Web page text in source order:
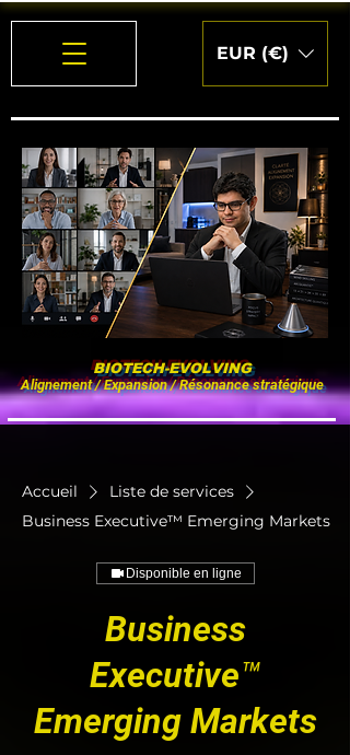
EUR (€)
BIOTECH-EVOLVING
Alignement / Expansion / Résonance stratégique
Accueil
Liste de services
Business Executive™ Emerging Markets
Disponible en ligne
Business
Executive™
Emerging Markets